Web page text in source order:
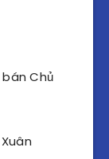
Chủ